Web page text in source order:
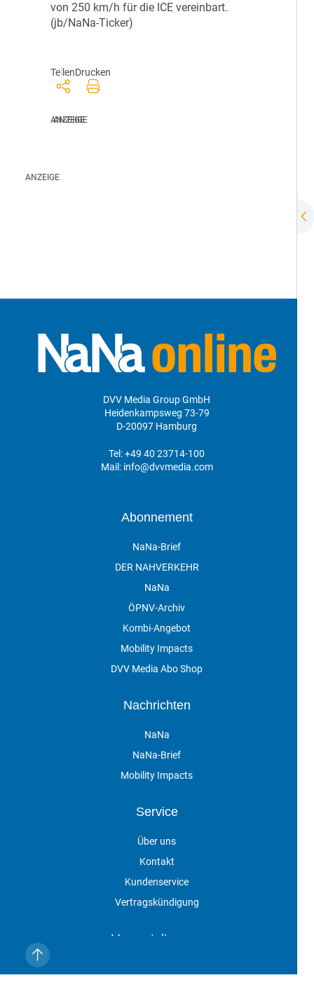
von 250 km/h für die ICE vereinbart.
(jb/NaNa-Ticker)
TeilenDrucken
DVV Media Group GmbH
Heidenkampsweg 73-79
D-20097 Hamburg
Tel:+49 40 23714-100
Mail: info@dvvmedia.com
Abonnement
NaNa-Brief
DER NAHVERKEHR
NaNa
ÖPNV-Archiv
Kombi-Angebot
Mobility Impacts
DVV Media Abo Shop
Nachrichten
NaNa
NaNa-Brief
Mobility Impacts
Service
Über uns
Kontakt
Kundenservice
Vertragskündigung
Veranstaltungen